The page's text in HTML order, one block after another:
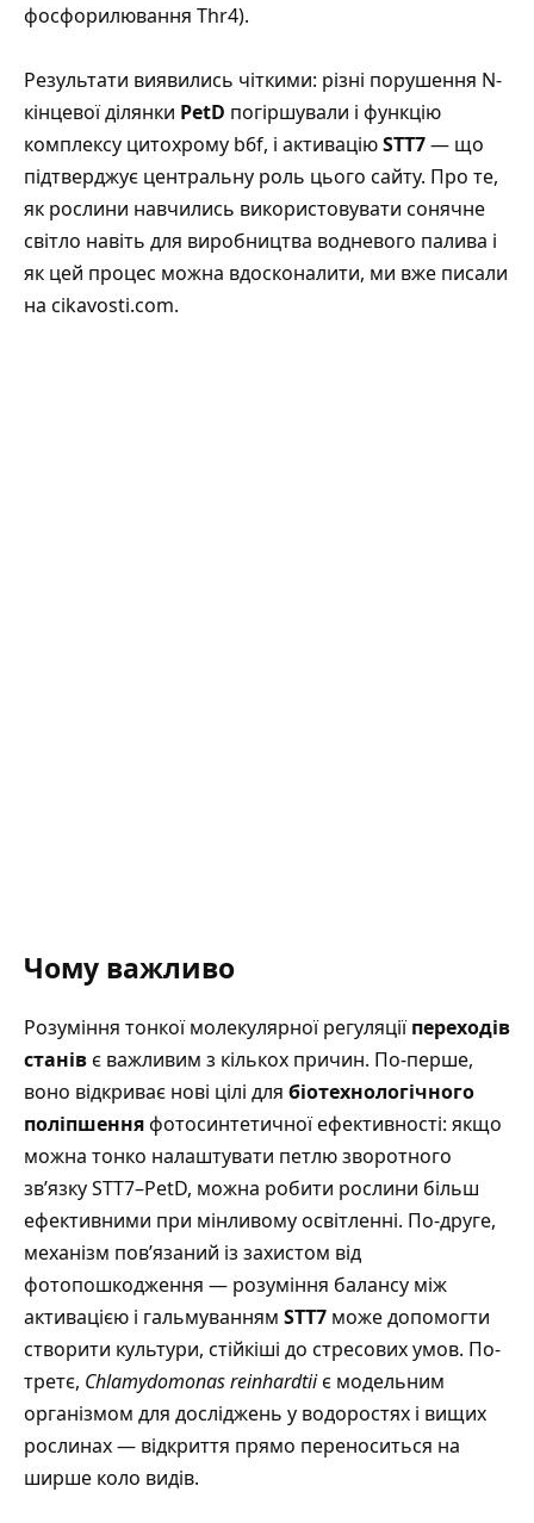
фосфорилювання Thr4).
Результати виявились чіткими: різні порушення N-
кінцевої ділянки PetD погіршували і функцію
комплексу цитохрому b6f, і активаціюSTT7— що
підтверджує центральну роль цього сайту. Про те,
як рослини навчились використовувати сонячне
світло навіть для виробництва водневого палива і
як цей процес можна вдосконалити, ми вже писали
на cikavosti.com.
Чому важливо
Розуміння тонкої молекулярної регуляціїпереходів
станівє важливим з кількох причин. По-перше,
воно відкриває нові цілі для біотехнологічного
поліпшенняфотосинтетичної ефективності: якщо
можна тонко налаштувати петлю зворотного
зв’язку STT7–PetD, можна робити рослини більш
ефективними при мінливому освітленні. По-друге,
механізм пов’язаний із захистом від
фотопошкодження — розуміння балансу між
активацією і гальмуванням STT7 може допомогти
створити культури, стійкіші до стресових умов. По-
третє, Chlamydomonas reinhardtiiє модельним
організмом для досліджень у водоростях і вищих
рослинах — відкриття прямо переноситься на
ширше коло видів.